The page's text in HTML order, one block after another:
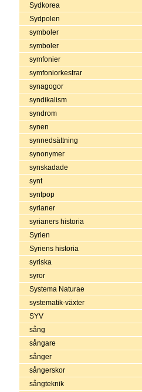
Sydkorea
Sydpolen
symboler
symboler
symfonier
symfoniorkestrar
synagogor
syndikalism
syndrom
synen
synnedsättning
synonymer
synskadade
synt
syntpop
syrianer
syrianers historia
Syrien
Syriens historia
syriska
syror
Systema Naturae
systematik-växter
SYV
sång
sångare
sånger
sångerskor
sångteknik